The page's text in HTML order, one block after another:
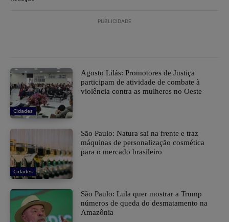
PUBLICIDADE
Cidades
Agosto Lilás: Promotores de Justiça
participam de atividade de combate à
violência contra as mulheres no Oeste
Cidades
São Paulo: Natura sai na frente e traz
máquinas de personalização cosmética
para o mercado brasileiro
São Paulo: Lula quer mostrar a Trump
números de queda do desmatamento na
Amazônia